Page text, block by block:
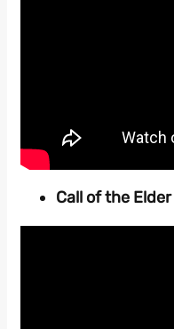
Call of the